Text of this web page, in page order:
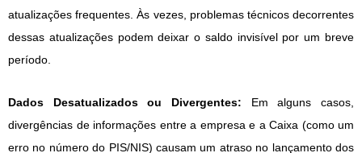
atualizações frequentes. Às vezes, problemas técnicos decorrentes
dessas atualizações podem deixar o saldo invisível por um breve
período.
Dados Desatualizados ou Divergentes: Em alguns casos,
divergências de informações entre a empresa e a Caixa (como um
erro no número do PIS/NIS) causam um atraso no lançamento dos